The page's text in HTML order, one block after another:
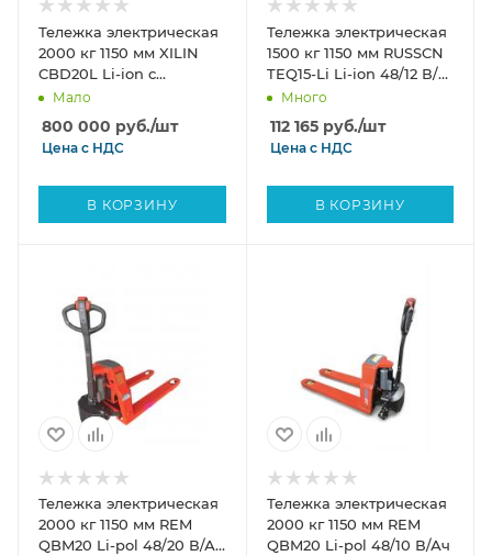
Тележка электрическая
2000 кг 1150 мм XILIN
CBD20L Li-ion с
закрытой платформой
24/225 В/Ач (замена АКБ
14 дней)
Мало
800 000 руб./шт
Цена с НДС
В КОРЗИНУ
Тележка электрическая
1500 кг 1150 мм RUSSCN
TEQ15-Li Li-ion 48/12 В/
Ач с влагозащитой
Много
112 165руб./шт
Цена с НДС
В КОРЗИНУ
Тележка электрическая
2000 кг 1150 мм REM
QBM20 Li-pol 48/20 В/Ач
Тележка электрическая
2000 кг 1150 мм REM
QBM20 Li-pol 48/10 В/Ач